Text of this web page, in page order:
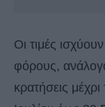
Οι τιμές
φόρους,
κρατήσεις